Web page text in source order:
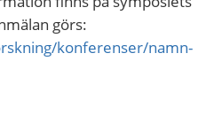
görs:
konferenser/namn-